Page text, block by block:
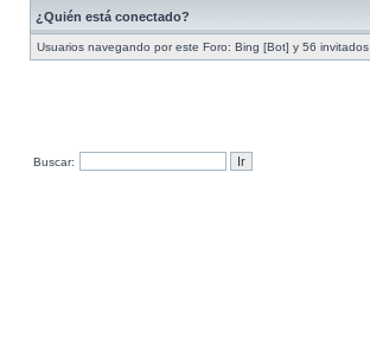
¿Quién está conectado?
Usuarios navegando por este Foro: Bing [Bot] y 56 invitados
Buscar: